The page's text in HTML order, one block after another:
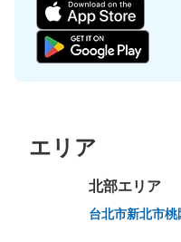
万が一
荷物の破損、盗難等
エリア
北部エリア
台北市新北市桃